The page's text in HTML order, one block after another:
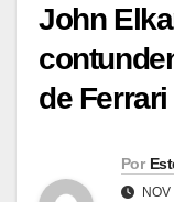
John
de
Por